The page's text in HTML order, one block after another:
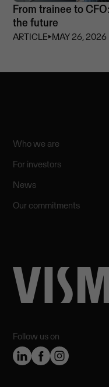
From trainee to
the future
ARTICLE⏵MAY 26, 2026
Follow us on
Who we are
For investors
News
Our commitments